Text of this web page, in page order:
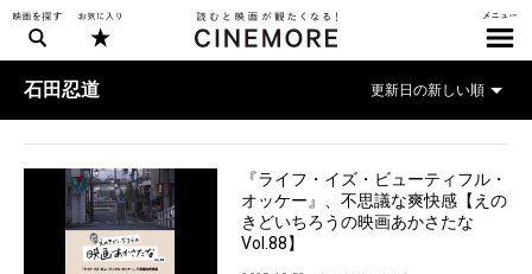
石田忍道
『ライフ・イズ・ビューティフル・
オッケー』、不思議な爽快感【えの
きどいちろうの映画あかさたな
Vol.88】